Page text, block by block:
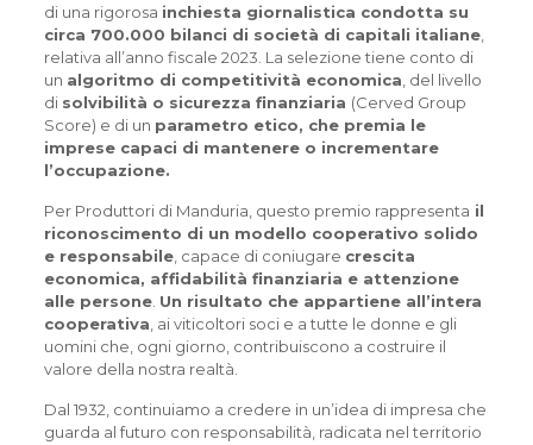
di una rigorosa inchiesta giornalistica condotta su
circa 700.000 bilanci di società di capitali italiane,
relativa all’anno fiscale 2023. La selezione tiene conto di
un algoritmo di competitività economica , del livello
di solvibilità o sicurezza finanziaria (Cerved Group
Score) e di un parametro etico, che premia le
imprese capaci di mantenere o incrementare
l’occupazione.
Per Produttori di Manduria, questo premio rappresenta il
riconoscimento di un modello cooperativo solido
e responsabile, capace di coniugare crescita
economica, affidabilità finanziaria e attenzione
alle persone. Un risultato che appartiene all’intera
cooperativa , ai viticoltori soci e a tutte le donne e gli
uomini che, ogni giorno, contribuiscono a costruire il
valore della nostra realtà.
Dal 1932, continuiamo a credere in un’idea di impresa che
guarda al futuro con responsabilità, radicata nel territorio